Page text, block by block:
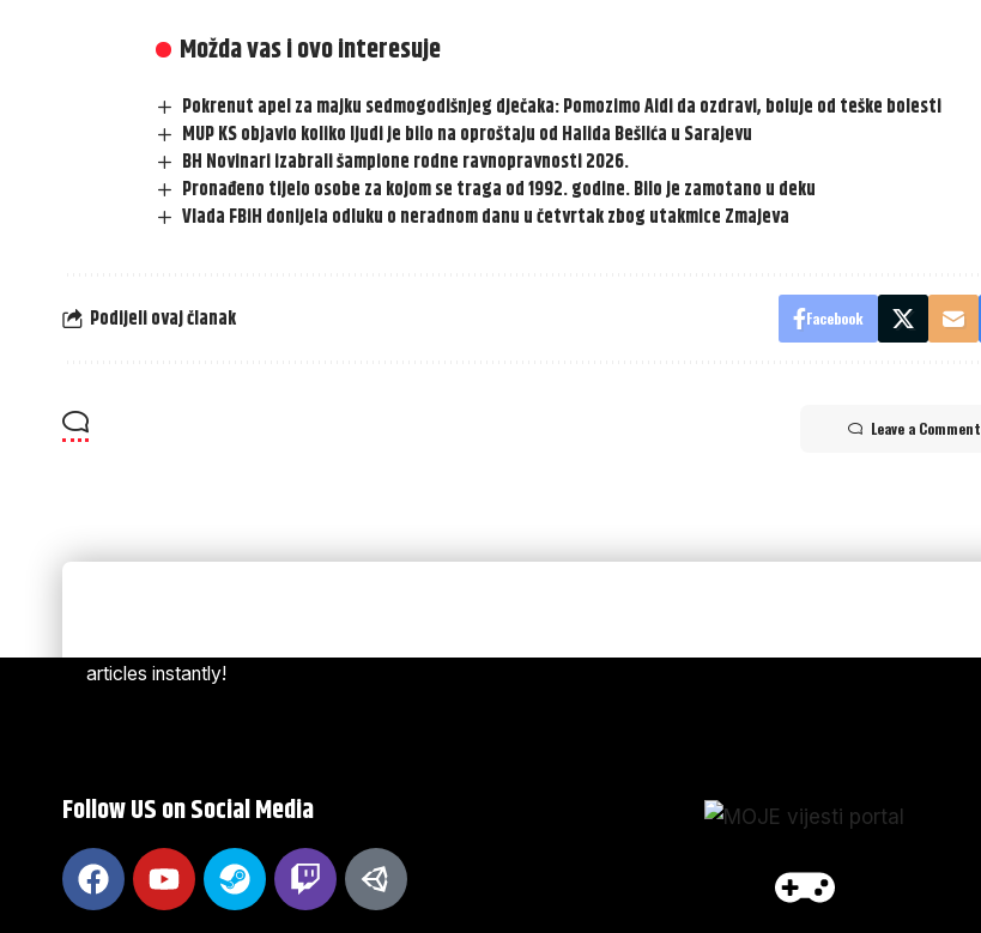
Možda vas i ovo interesuje
Pokrenut apel za majku sedmogodišnjeg dječaka: Pomozimo Aidi da ozdravi, boluje od teške bolesti
MUP KS objavio koliko ljudi je bilo na oproštaju od Halida Bešlića u Sarajevu
BH Novinari izabrali šampione rodne ravnopravnosti 2026.
Pronađeno tijelo osobe za kojom se traga od 1992. godine. Bilo je zamotano u deku
Vlada FBiH donijela odluku o neradnom danu u četvrtak zbog utakmice Zmajeva
Podijeli ovaj članak Facebook
Leave a Comment
articles instantly!
Follow US on Social Media